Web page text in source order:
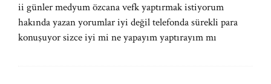
ii günler medyum özcana vefk yaptırmak istiyorum
hakında yazan yorumlar iyi değil telefonda sürekli para
konuşuyor sizce iyi mi ne yapayım yaptırayım mı